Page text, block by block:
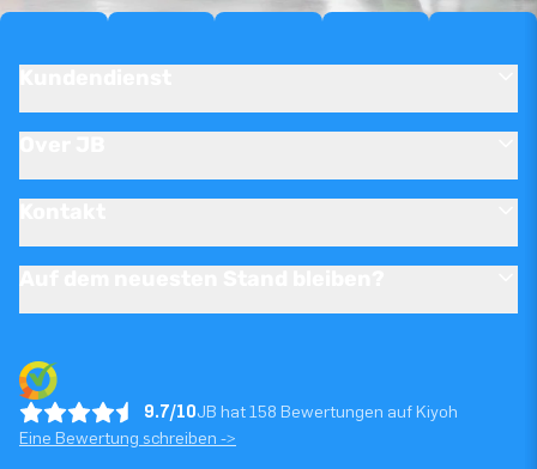
9.7/10JB hat 158 Bewertungen auf Kiyoh
Eine Bewertung schreiben ->